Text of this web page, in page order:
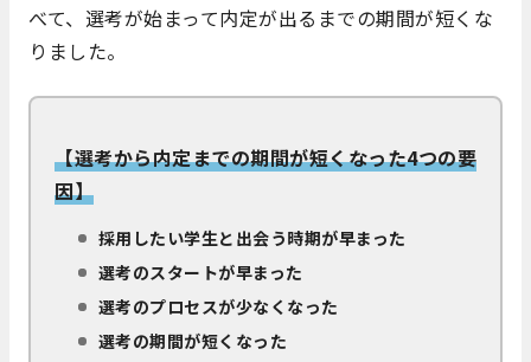
べて、選考が始まって内定が出るまでの期間が短くな
りました。
【選考から内定までの期間が短くなった4つの要
因】
採用したい学生と出会う時期が早まった
選考のスタートが早まった
選考のプロセスが少なくなった
選考の期間が短くなった